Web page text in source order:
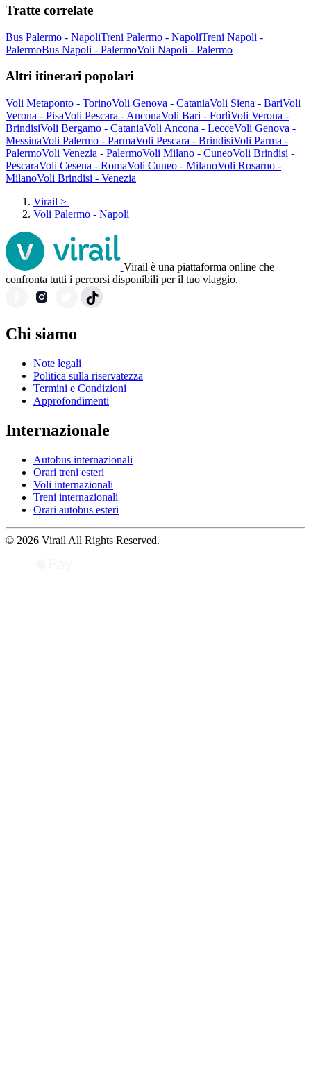
Tratte correlate
Bus Palermo - NapoliTreni Palermo - NapoliTreni Napoli -
PalermoBus Napoli - PalermoVoli Napoli - Palermo
Altri itinerari popolari
Voli Metaponto - TorinoVoli Genova - CataniaVoli Siena - BariVoli
Verona - PisaVoli Pescara - AnconaVoli Bari - ForlìVoli Verona -
BrindisiVoli Bergamo - CataniaVoli Ancona - LecceVoli Genova -
MessinaVoli Palermo - ParmaVoli Pescara - BrindisiVoli Parma -
PalermoVoli Venezia - PalermoVoli Milano - CuneoVoli Brindisi -
PescaraVoli Cesena - RomaVoli Cuneo - MilanoVoli Rosarno -
MilanoVoli Brindisi - Venezia
Virail >
Voli Palermo - Napoli
Virail è una piattaforma online che
confronta tutti i percorsi disponibili per il tuo viaggio.
Chi siamo
Note legali
Politica sulla riservatezza
Termini e Condizioni
Approfondimenti
Internazionale
Autobus internazionali
Orari treni esteri
Voli internazionali
Treni internazionali
Orari autobus esteri
© 2026 Virail All Rights Reserved.